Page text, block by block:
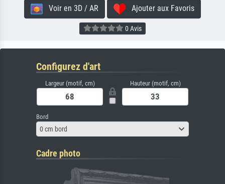
Voir en 3D / AR Ajouter aux Favoris
0 Avis
Configurez d'art
Largeur (motif, cm) Hauteur (motif, cm)
Bord
0 cm bord
Cadre photo